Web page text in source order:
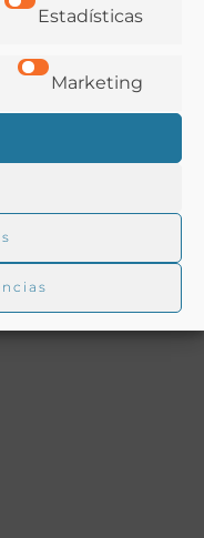
Estadísticas
Marketing
COMPARTIR